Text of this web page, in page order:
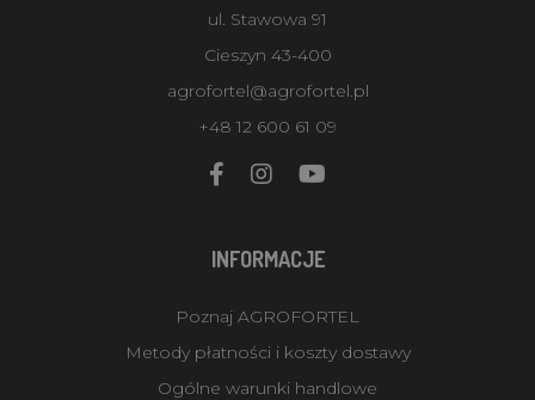
ul. Stawowa 91
Cieszyn 43-400
agrofortel@agrofortel.pl
+48 12 600 61 09
INFORMACJE
Poznaj AGROFORTEL
Metody płatności i koszty dostawy
Ogólne warunki handlowe